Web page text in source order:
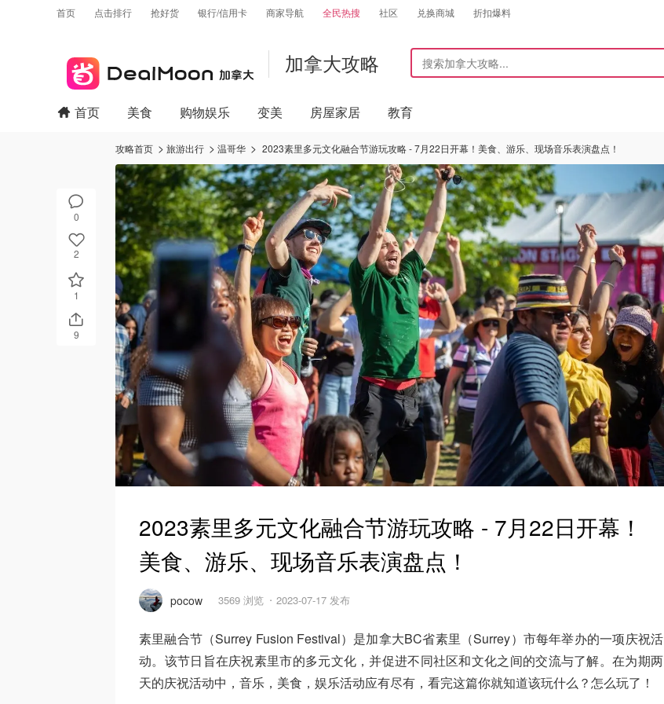
首页 点击排行 抢好货 银行/信用卡 商家导航 全民热搜 社区 兑换商城 折扣爆料
加拿大攻略
0
2
1
9
首页 美食 购物娱乐 变美 房屋家居 教育
攻略首页 旅游出行 温哥华 2023素里多元文化融合节游玩攻略 - 7月22日开幕！美食、游乐、现场音乐表演盘点！
2023素里多元文化融合节游玩攻略 - 7月22日开幕！
美食、游乐、现场音乐表演盘点！
pocow 3569 浏览 2023-07-17 发布
素里融合节（Surrey Fusion Festival）是加拿大BC省素里（Surrey）市每年举办的一项庆祝活
动。该节日旨在庆祝素里市的多元文化，并促进不同社区和文化之间的交流与了解。在为期两
天的庆祝活动中，音乐，美食，娱乐活动应有尽有，看完这篇你就知道该玩什么？怎么玩了！